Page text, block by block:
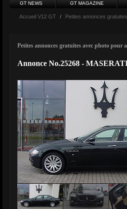
GT NEWS GT MAGAZINE
Accueil V12 GT / Petites annonces
Petites annonces gratuites avec photo pour
Annonce No.25268 -